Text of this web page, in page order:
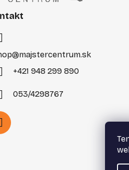
@majstercentrum.sk
+421 948 299 890
053/4298767